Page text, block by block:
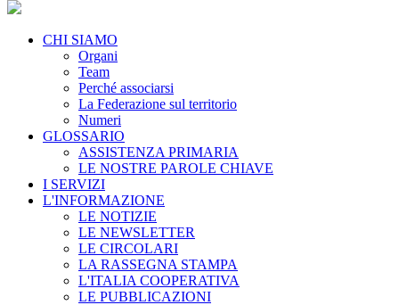
CHI SIAMO
Organi
Team
Perché associarsi
La Federazione sul territorio
Numeri
GLOSSARIO
ASSISTENZA PRIMARIA
LE NOSTRE PAROLE CHIAVE
I SERVIZI
L'INFORMAZIONE
LE NOTIZIE
LE NEWSLETTER
LE CIRCOLARI
LA RASSEGNA STAMPA
L'ITALIA COOPERATIVA
LE PUBBLICAZIONI